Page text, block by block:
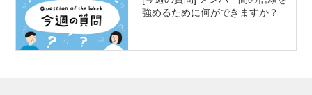
強めるために何ができますか？